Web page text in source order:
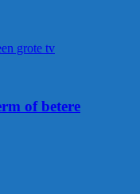
of betere